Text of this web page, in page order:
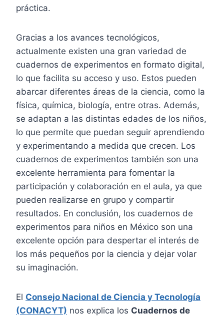
práctica.
Gracias a los avances tecnológicos,
actualmente existen una gran variedad de
cuadernos de experimentos en formato digital,
lo que facilita su acceso y uso. Estos pueden
abarcar diferentes áreas de la ciencia, como la
física, química, biología, entre otras. Además,
se adaptan a las distintas edades de los niños,
lo que permite que puedan seguir aprendiendo
y experimentando a medida que crecen. Los
cuadernos de experimentos también son una
excelente herramienta para fomentar la
participación y colaboración en el aula, ya que
pueden realizarse en grupo y compartir
resultados. En conclusión, los cuadernos de
experimentos para niños en México son una
excelente opción para despertar el interés de
los más pequeños por la ciencia y dejar volar
su imaginación.
El Consejo Nacional de Ciencia y Tecnología
(CONACYT) nos explica los Cuadernos de